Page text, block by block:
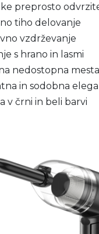
preprosto
tiho delovanje
vzdrževanje
s hrano in lasmi
nedostopna mesta
in sodobna
v črni in beli barvi